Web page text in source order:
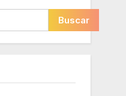
Buscar